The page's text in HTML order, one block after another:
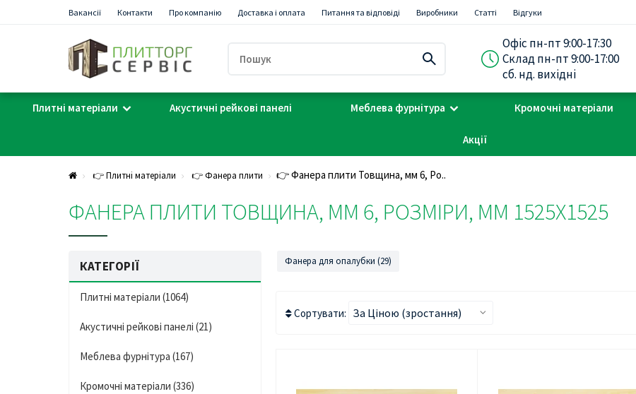
Вакансії Контакти Про компанію Доставка і оплата Питання та відповіді Виробники Статті Відгуки
Офіс пн-пт 9:00-17:30
Склад пн-пт 9:00-17:00
сб. нд. вихідні
Плитні матеріали Акустичні рейкові панелі Меблева фурнітура Кромочні матеріали
Акції
👉 Плитні матеріали 👉 Фанера плити 👉 Фанера плити Товщина, мм 6, Ро..
ФАНЕРА ПЛИТИ ТОВЩИНА, ММ 6, РОЗМІРИ, ММ 1525Х1525
КАТЕГОРІЇ
Плитні матеріали (1064)
Акустичні рейкові панелі (21)
Меблева фурнітура (167)
Кромочні матеріали (336)
Фанера для опалубки (29)
Сортувати: